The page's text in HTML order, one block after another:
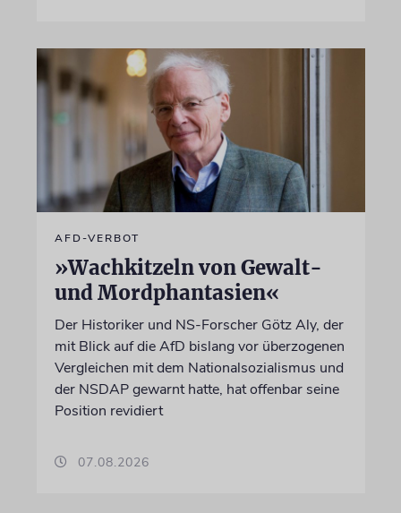
AFD-VERBOT
»Wachkitzeln von Gewalt-
und Mordphantasien«
Der Historiker und NS-Forscher Götz Aly, der
mit Blick auf die AfD bislang vor überzogenen
Vergleichen mit dem Nationalsozialismus und
der NSDAP gewarnt hatte, hat offenbar seine
Position revidiert
07.08.2026